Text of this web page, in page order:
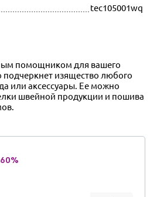
tec105001wq
помощником для вашего
подчеркнет изящество любого
или аксессуары. Ее можно
швейной продукции и пошива